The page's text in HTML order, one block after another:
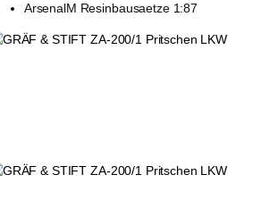
ArsenalM Resinbausaetze 1:87